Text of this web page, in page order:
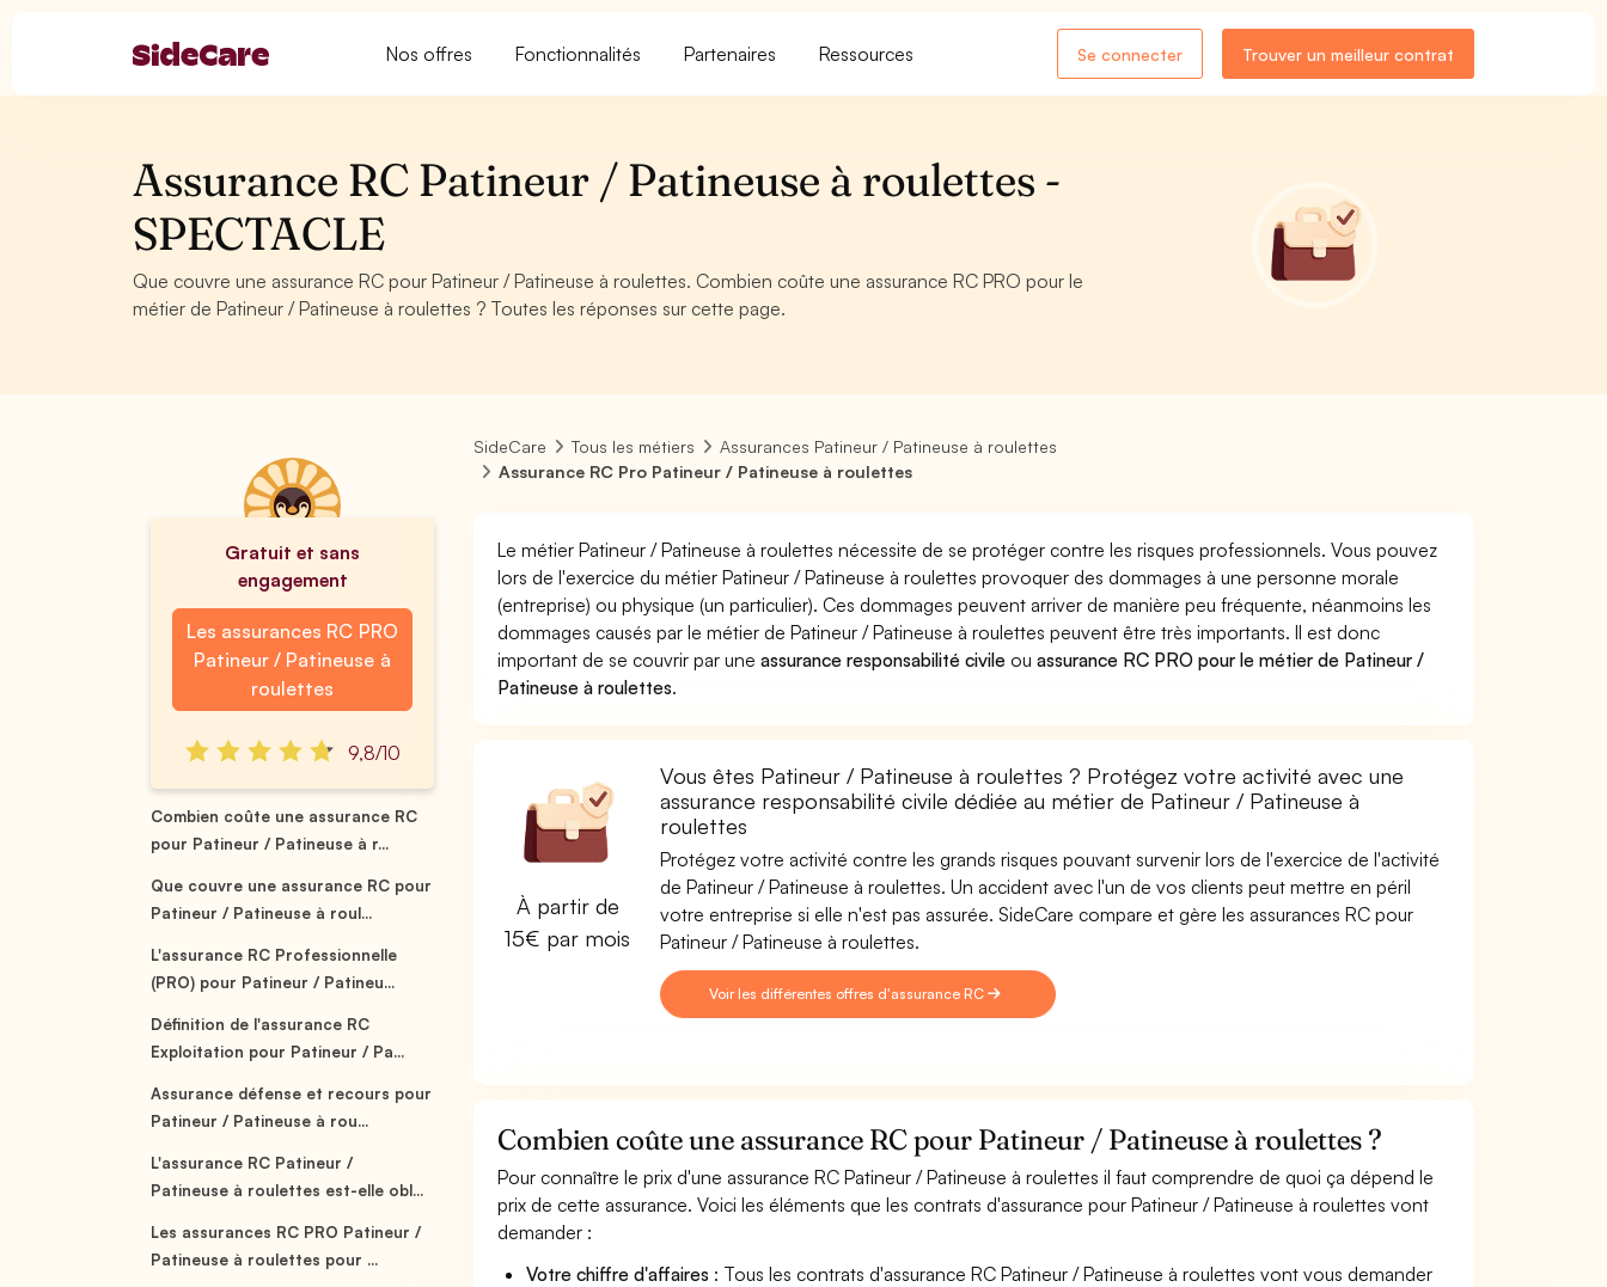
Nos offres Fonctionnalités Partenaires Ressources Se connecter Trouver un meilleur contrat
Assurance RC Patineur / Patineuse à roulettes -
SPECTACLE
Que couvre une assurance RC pour Patineur / Patineuse à roulettes. Combien coûte une assurance RC PRO pour le
métier de Patineur / Patineuse à roulettes ? Toutes les réponses sur cette page.
Gratuit et sans
engagement
Les assurances RC PRO
Patineur / Patineuse à
roulettes
9,8/10
Combien coûte une assurance RC
pour Patineur / Patineuse à r...
Que couvre une assurance RC pour
Patineur / Patineuse à roul...
L'assurance RC Professionnelle
(PRO) pour Patineur / Patineu...
Définition de l'assurance RC
Exploitation pour Patineur / Pa...
Assurance défense et recours pour
Patineur / Patineuse à rou...
L'assurance RC Patineur /
Patineuse à roulettes est-elle obl...
Les assurances RC PRO Patineur /
Patineuse à roulettes pour ...
SideCare Tous les métiers
Assurances Patineur / Patineuse à roulettes
Assurance RC Pro Patineur / Patineuse à roulettes
Le métier Patineur / Patineuse à roulettes nécessite de se protéger contre les risques professionnels. Vous pouvez
lors de l'exercice du métier Patineur / Patineuse à roulettes provoquer des dommages à une personne morale
(entreprise) ou physique (un particulier). Ces dommages peuvent arriver de manière peu fréquente, néanmoins les
dommages causés par le métier de Patineur / Patineuse à roulettes peuvent être très importants. Il est donc
important de se couvrir par uneassurance responsabilité civile ouassurance RC PRO pour le métier de Patineur /
Patineuse à roulettes.
À partir de
15€ par mois
Vous êtes Patineur / Patineuse à roulettes ? Protégez votre activité avec une
assurance responsabilité civile dédiée au métier de Patineur / Patineuse à
roulettes
Protégez votre activité contre les grands risques pouvant survenir lors de l'exercice de l'activité
de Patineur / Patineuse à roulettes. Un accident avec l'un de vos clients peut mettre en péril
votre entreprise si elle n'est pas assurée. SideCare compare et gère les assurances RC pour
Patineur / Patineuse à roulettes.
Voir les différentes offres d'assurance RC
Combien coûte une assurance RC pour Patineur / Patineuse à roulettes ?
Pour connaître le prix d'une assurance RC Patineur / Patineuse à roulettes il faut comprendre de quoi ça dépend le
prix de cette assurance. Voici les éléments que les contrats d'assurance pour Patineur / Patineuse à roulettes vont
demander :
Votre chiffre d'affaires : Tous les contrats d'assurance RC Patineur / Patineuse à roulettes vont vous demander